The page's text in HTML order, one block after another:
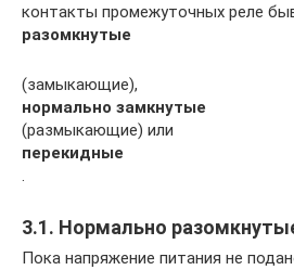
контакты промежуточных реле
разомкнутые
(замыкающие),
нормально замкнутые
(размыкающие) или
перекидные
.
3.1. Нормально
Пока напряжение питания не